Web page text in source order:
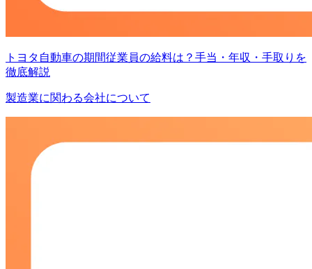
トヨタ自動車の期間従業員の給料は？手当・年収・手取りを
徹底解説
製造業に関わる会社について